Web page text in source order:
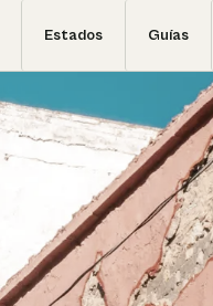
Estados Guías